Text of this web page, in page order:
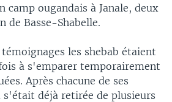
camp ougandais à Janale, deux
de Basse-Shabelle.
les shebab étaient
à s'emparer temporairement
Après chacune de ses
déjà retirée de plusieurs